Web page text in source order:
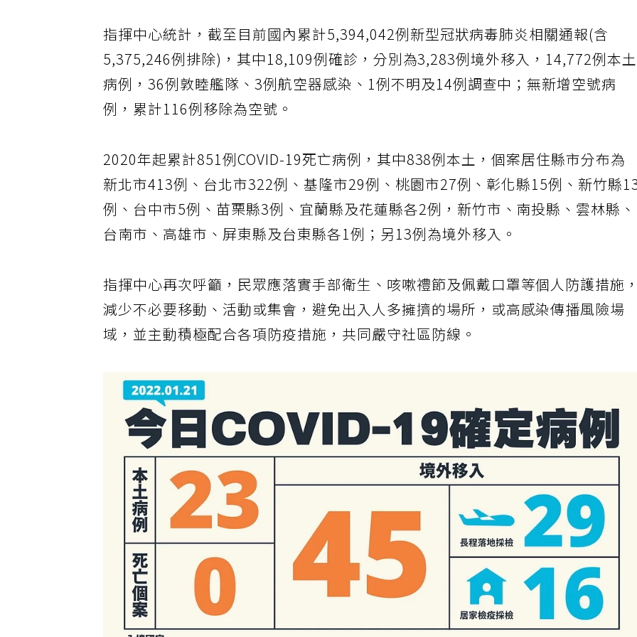
指揮中心統計，截至目前國內累計5,394,042例新型冠狀病毒肺炎相關通報(含
5,375,246例排除)，其中18,109例確診，分別為3,283例境外移入，14,772例本土
病例，36例敦睦艦隊、3例航空器感染、1例不明及14例調查中；無新增空號病
例，累計116例移除為空號。
2020年起累計851例COVID-19死亡病例，其中838例本土，個案居住縣市分布為
新北市413例、台北市322例、基隆市29例、桃園市27例、彰化縣15例、新竹縣
例、台中市5例、苗栗縣3例、宜蘭縣及花蓮縣各2例，新竹市、南投縣、雲林縣、
台南市、高雄市、屏東縣及台東縣各1例；另13例為境外移入。
指揮中心再次呼籲，民眾應落實手部衛生、咳嗽禮節及佩戴口罩等個人防護措施，
減少不必要移動、活動或集會，避免出入人多擁擠的場所，或高感染傳播風險場
域，並主動積極配合各項防疫措施，共同嚴守社區防線。